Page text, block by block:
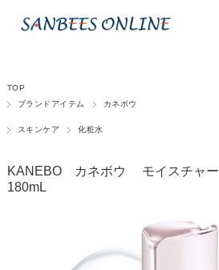
TOP
ブランドアイテム
カネボウ
スキンケア 化粧水
KANEBO カネボウ モイスチャー
180mL